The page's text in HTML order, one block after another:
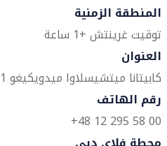
المنطقة الزمنية
توقيت غرينتش +1 ساعة
العنوان
كابيتانا ميتشيسلاوا ميدويكيغو 1
رقم الهاتف
00 58 295 12 48+